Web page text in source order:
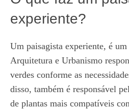
experiente?
Um paisagista experiente, é
Arquitetura e Urbanismo
verdes conforme as
disso, também é responsável
de plantas mais compatíveis